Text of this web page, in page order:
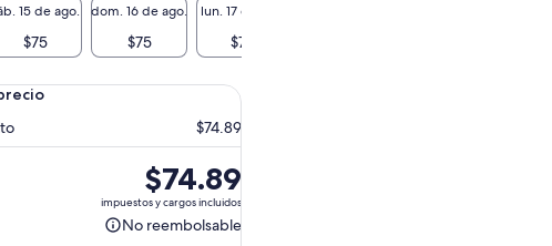
15 de ago.
$75
dom. 16 de ago.
$75
lun. 17 de ago.
$75
$74.89
El
precio
es
$74.89
impuestos y cargos incluidos
No reembolsable
No